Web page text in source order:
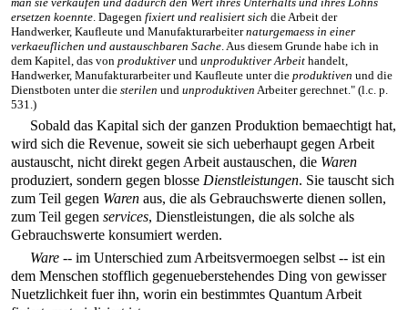
man sie verkaufen und dadurch den Wert ihres Unterhalts und ihres Lohns
ersetzen koennte. Dagegenfixiert und realisiert sich die Arbeit der
Handwerker, Kaufleute und Manufakturarbeiternaturgemaess in einer
verkaeuflichen und austauschbaren Sache. Aus diesem Grunde habe ich in
dem Kapitel, das vonproduktiver undunproduktiver Arbeit handelt,
Handwerker, Manufakturarbeiter und Kaufleute unter dieproduktiven und die
Dienstboten unter diesterilen undunproduktiven Arbeiter gerechnet." (l.c. p.
531.)
Sobald das Kapital sich der ganzen Produktion bemaechtigt hat,
wird sich die Revenue, soweit sie sich ueberhaupt gegen Arbeit
austauscht, nicht direkt gegen Arbeit austauschen, die Waren
produziert, sondern gegen blosse Dienstleistungen. Sie tauscht sich
zum Teil gegen Waren aus, die als Gebrauchswerte dienen sollen,
zum Teil gegenservices, Dienstleistungen, die als solche als
Gebrauchswerte konsumiert werden.
Ware -- im Unterschied zum Arbeitsvermoegen selbst -- ist ein
dem Menschen stofflich gegenueberstehendes Ding von gewisser
Nuetzlichkeit fuer ihn, worin ein bestimmtes Quantum Arbeit